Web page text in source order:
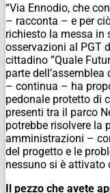
“Via Ennodio, che
– racconta – e per
richiesto la messa in
osservazioni al PGT
cittadino ”Quale
parte
– continua – ha
pedonale protetto di
presenti tra il parco
potrebbe risolvere la
amministrazioni –
del progetto e le
nessuno si è attivato
Il pezzo che avete